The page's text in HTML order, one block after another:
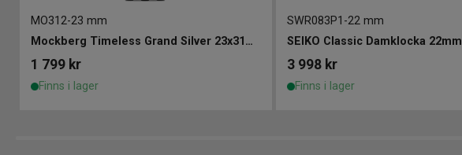
MO312-23 mm
Mockberg Timeless Grand Silver 23x31mm
1 799 kr
Finns i lager
SWR083P1 -22 mm
SEIKO Classic Damklocka 22mm
3 998 kr
Finns i lager